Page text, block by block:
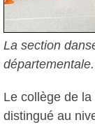
La section
départementale.
Le collège de
distingué au